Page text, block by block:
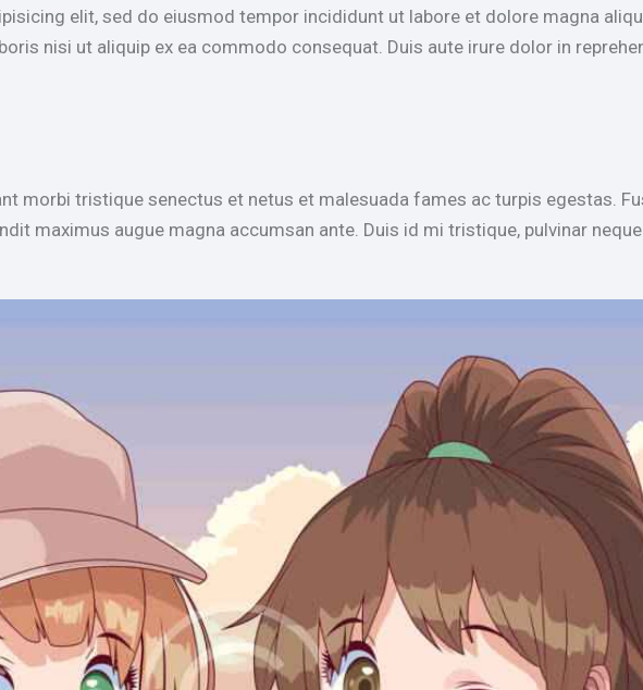
elit, sed do eiusmod tempor incididunt ut labore et dolore magna
nisi ut aliquip ex ea commodo consequat. Duis aute irure dolor in
morbi tristique senectus et netus et malesuada fames ac turpis egestas.
maximus augue magna accumsan ante. Duis id mi tristique, pulvinar